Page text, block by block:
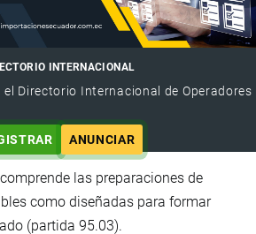
INTERNACIONAL
el Directorio Internacional de Operadores
ANUNCIAR
las preparaciones de
como diseñadas para formar
(partida 95.03).